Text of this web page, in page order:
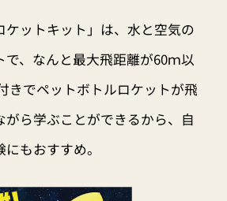
ケットキット」は、水と空気の
で、なんと最大飛距離が60ｍ以
きでペットボトルロケットが飛
がら学ぶことができるから、自
もおすすめ。